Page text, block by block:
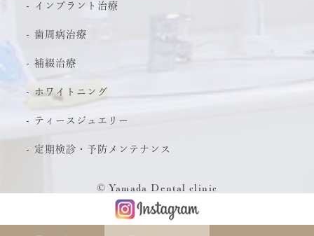
インプラント治療
歯周病治療
補綴治療
ホワイトニング
ティースジュエリー
定期検診・予防メンテナンス
© Yamada Dental clinic